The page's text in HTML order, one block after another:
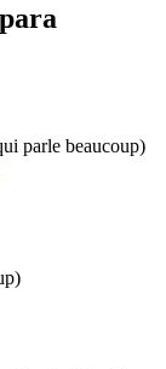
parle beaucoup)